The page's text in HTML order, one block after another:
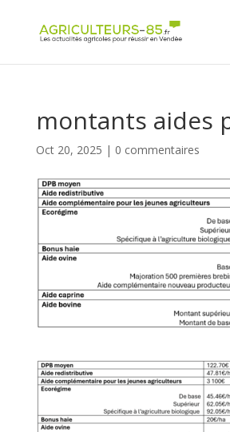
montants aides
Oct 20, 2025 | 0 commentaires